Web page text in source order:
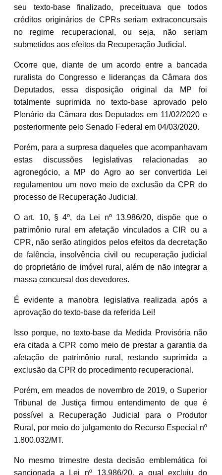
seu texto-base finalizado, preceituava que todos
créditos originários de CPRs seriam extraconcursais
no regime recuperacional, ou seja, não seriam
submetidos aos efeitos da Recuperação Judicial.
Ocorre que, diante de um acordo entre a bancada
ruralista do Congresso e lideranças da Câmara dos
Deputados, essa disposição original da MP foi
totalmente suprimida no texto-base aprovado pelo
Plenário da Câmara dos Deputados em 11/02/2020 e
posteriormente pelo Senado Federal em 04/03/2020.
Porém, para a surpresa daqueles que acompanhavam
estas discussões legislativas relacionadas ao
agronegócio, a MP do Agro ao ser convertida Lei
regulamentou um novo meio de exclusão da CPR do
processo de Recuperação Judicial.
O art. 10, § 4º, da Lei nº 13.986/20, dispõe que o
patrimônio rural em afetação vinculados a CIR ou a
CPR, não serão atingidos pelos efeitos da decretação
de falência, insolvência civil ou recuperação judicial
do proprietário de imóvel rural, além de não integrar a
massa concursal dos devedores.
É evidente a manobra legislativa realizada após a
aprovação do texto-base da referida Lei!
Isso porque, no texto-base da Medida Provisória não
era citada a CPR como meio de prestar a garantia da
afetação de patrimônio rural, restando suprimida a
exclusão da CPR do procedimento recuperacional.
Porém, em meados de novembro de 2019, o Superior
Tribunal de Justiça firmou entendimento de que é
possível a Recuperação Judicial para o Produtor
Rural, por meio do julgamento do Recurso Especial nº
1.800.032/MT.
No mesmo trimestre desta decisão emblemática foi
sancionada a Lei nº 13.986/20, a qual excluiu do